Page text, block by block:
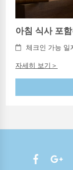
아침 식사 포
체크인 가능 일
자세히 보기＞